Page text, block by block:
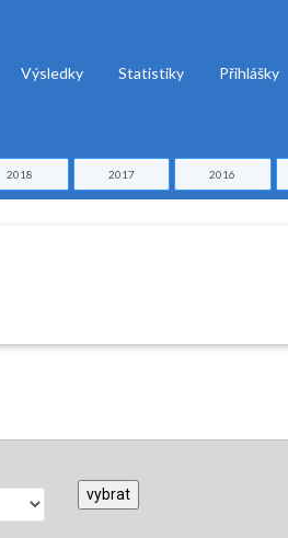
Výsledky Statistiky Přihlášky
2018 2017 2016